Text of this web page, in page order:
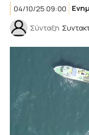
04/10/25 09:00
Σύνταξη